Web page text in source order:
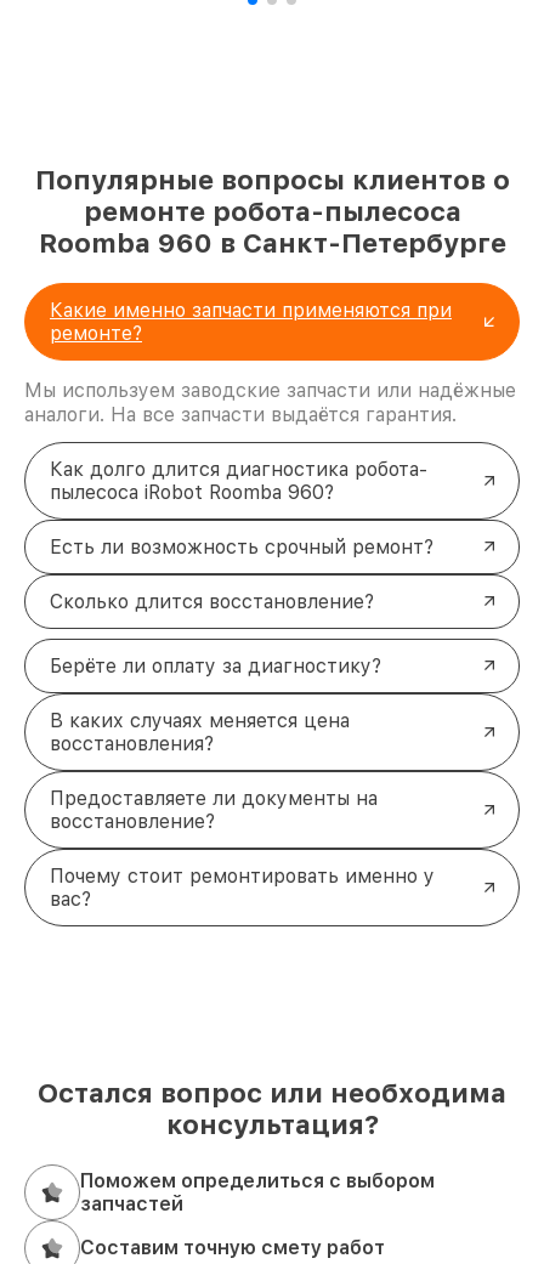
Популярные вопросы клиентов о
ремонте робота-пылесоса
Roomba 960 в Санкт-Петербурге
Какие именно запчасти применяются при
ремонте?
Мы используем заводские запчасти или надёжные
аналоги. На все запчасти выдаётся гарантия.
Как долго длится диагностика робота-
пылесоса iRobot Roomba 960?
Есть ли возможность срочный ремонт?
Сколько длится восстановление?
Берёте ли оплату за диагностику?
В каких случаях меняется цена
восстановления?
Предоставляете ли документы на
восстановление?
Почему стоит ремонтировать именно у
вас?
Остался вопрос или необходима
консультация?
Поможем определиться с выбором
запчастей
Составим точную смету работ